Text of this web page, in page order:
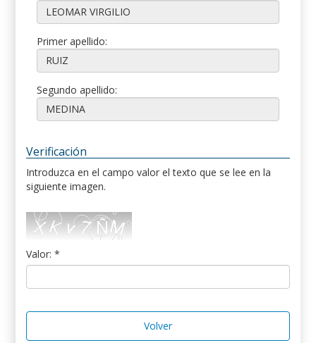
Primer apellido:
Segundo apellido:
Verificación
Introduzca en el campo valor el texto que se lee en la
siguiente imagen.
Valor: *
Volver